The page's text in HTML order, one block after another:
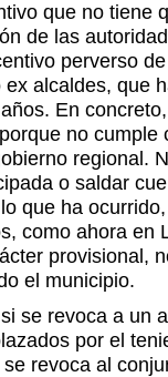
que no tiene
de las
perverso
ex alcaldes, que
En
no cumple
regional.
o saldar
que ha
como ahora en
provisional,
el municipio.
se revoca a un
por el
revoca al